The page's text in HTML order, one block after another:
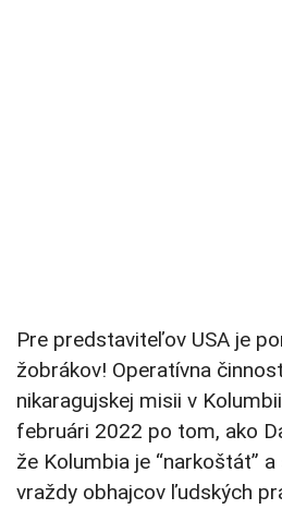
Pre predstaviteľov USA je
žobrákov! Operatívna
nikaragujskej misii v
februári 2022 po tom, ako
že Kolumbia je “narkoštát”
vraždy obhajcov ľudských